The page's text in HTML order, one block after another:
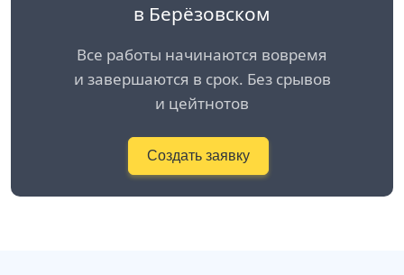
в Берёзовском
Все работы начинаются вовремя
и завершаются в срок. Без срывов
и цейтнотов
Создать заявку